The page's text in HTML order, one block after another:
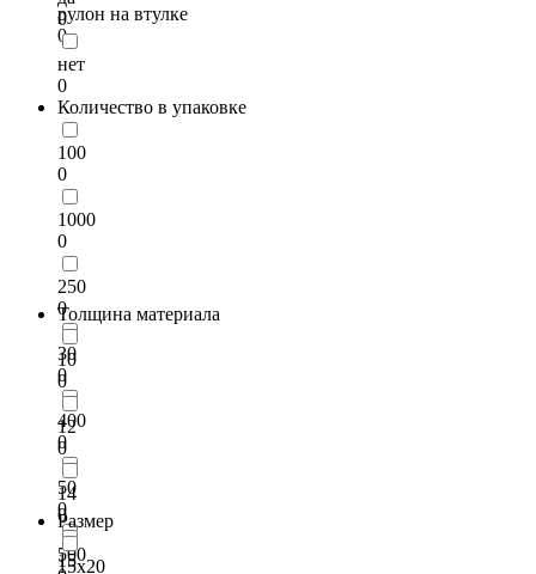
рулон на втулке
0
0
нет
0
Количество в упаковке
100
0
1000
0
250
0
30
0
400
0
50
0
500
Толщина материала
10
0
12
0
14
0
15
Размер
15х20